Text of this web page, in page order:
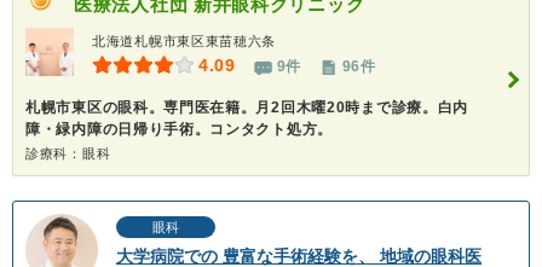
北海道札幌市東区東苗穂六条
4.09 9件 96件
札幌市東区の眼科。専門医在籍。月2回木曜20時まで診療。白内
障・緑内障の日帰り手術。コンタクト処方。
診療科：眼科
眼科
大学病院での 豊富な手術経験を、 地域の眼科医